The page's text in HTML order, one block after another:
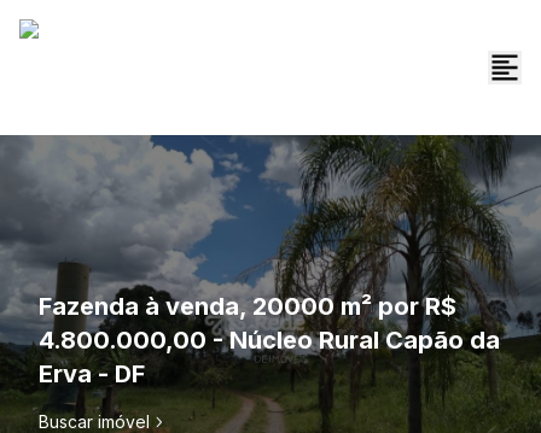
Fazenda à venda, 20000 m² por R$
4.800.000,00 - Núcleo Rural Capão da
Erva - DF
Buscar imóvel